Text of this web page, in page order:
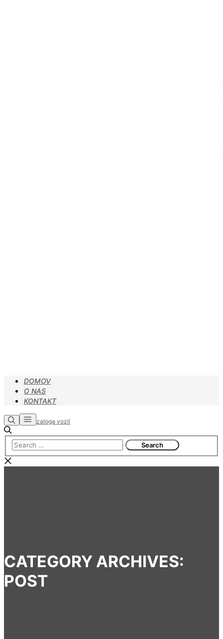
DOMOV
O NAS
KONTAKT
Search Main
menu
zaloga vozil
CATEGORY ARCHIVES:
POST